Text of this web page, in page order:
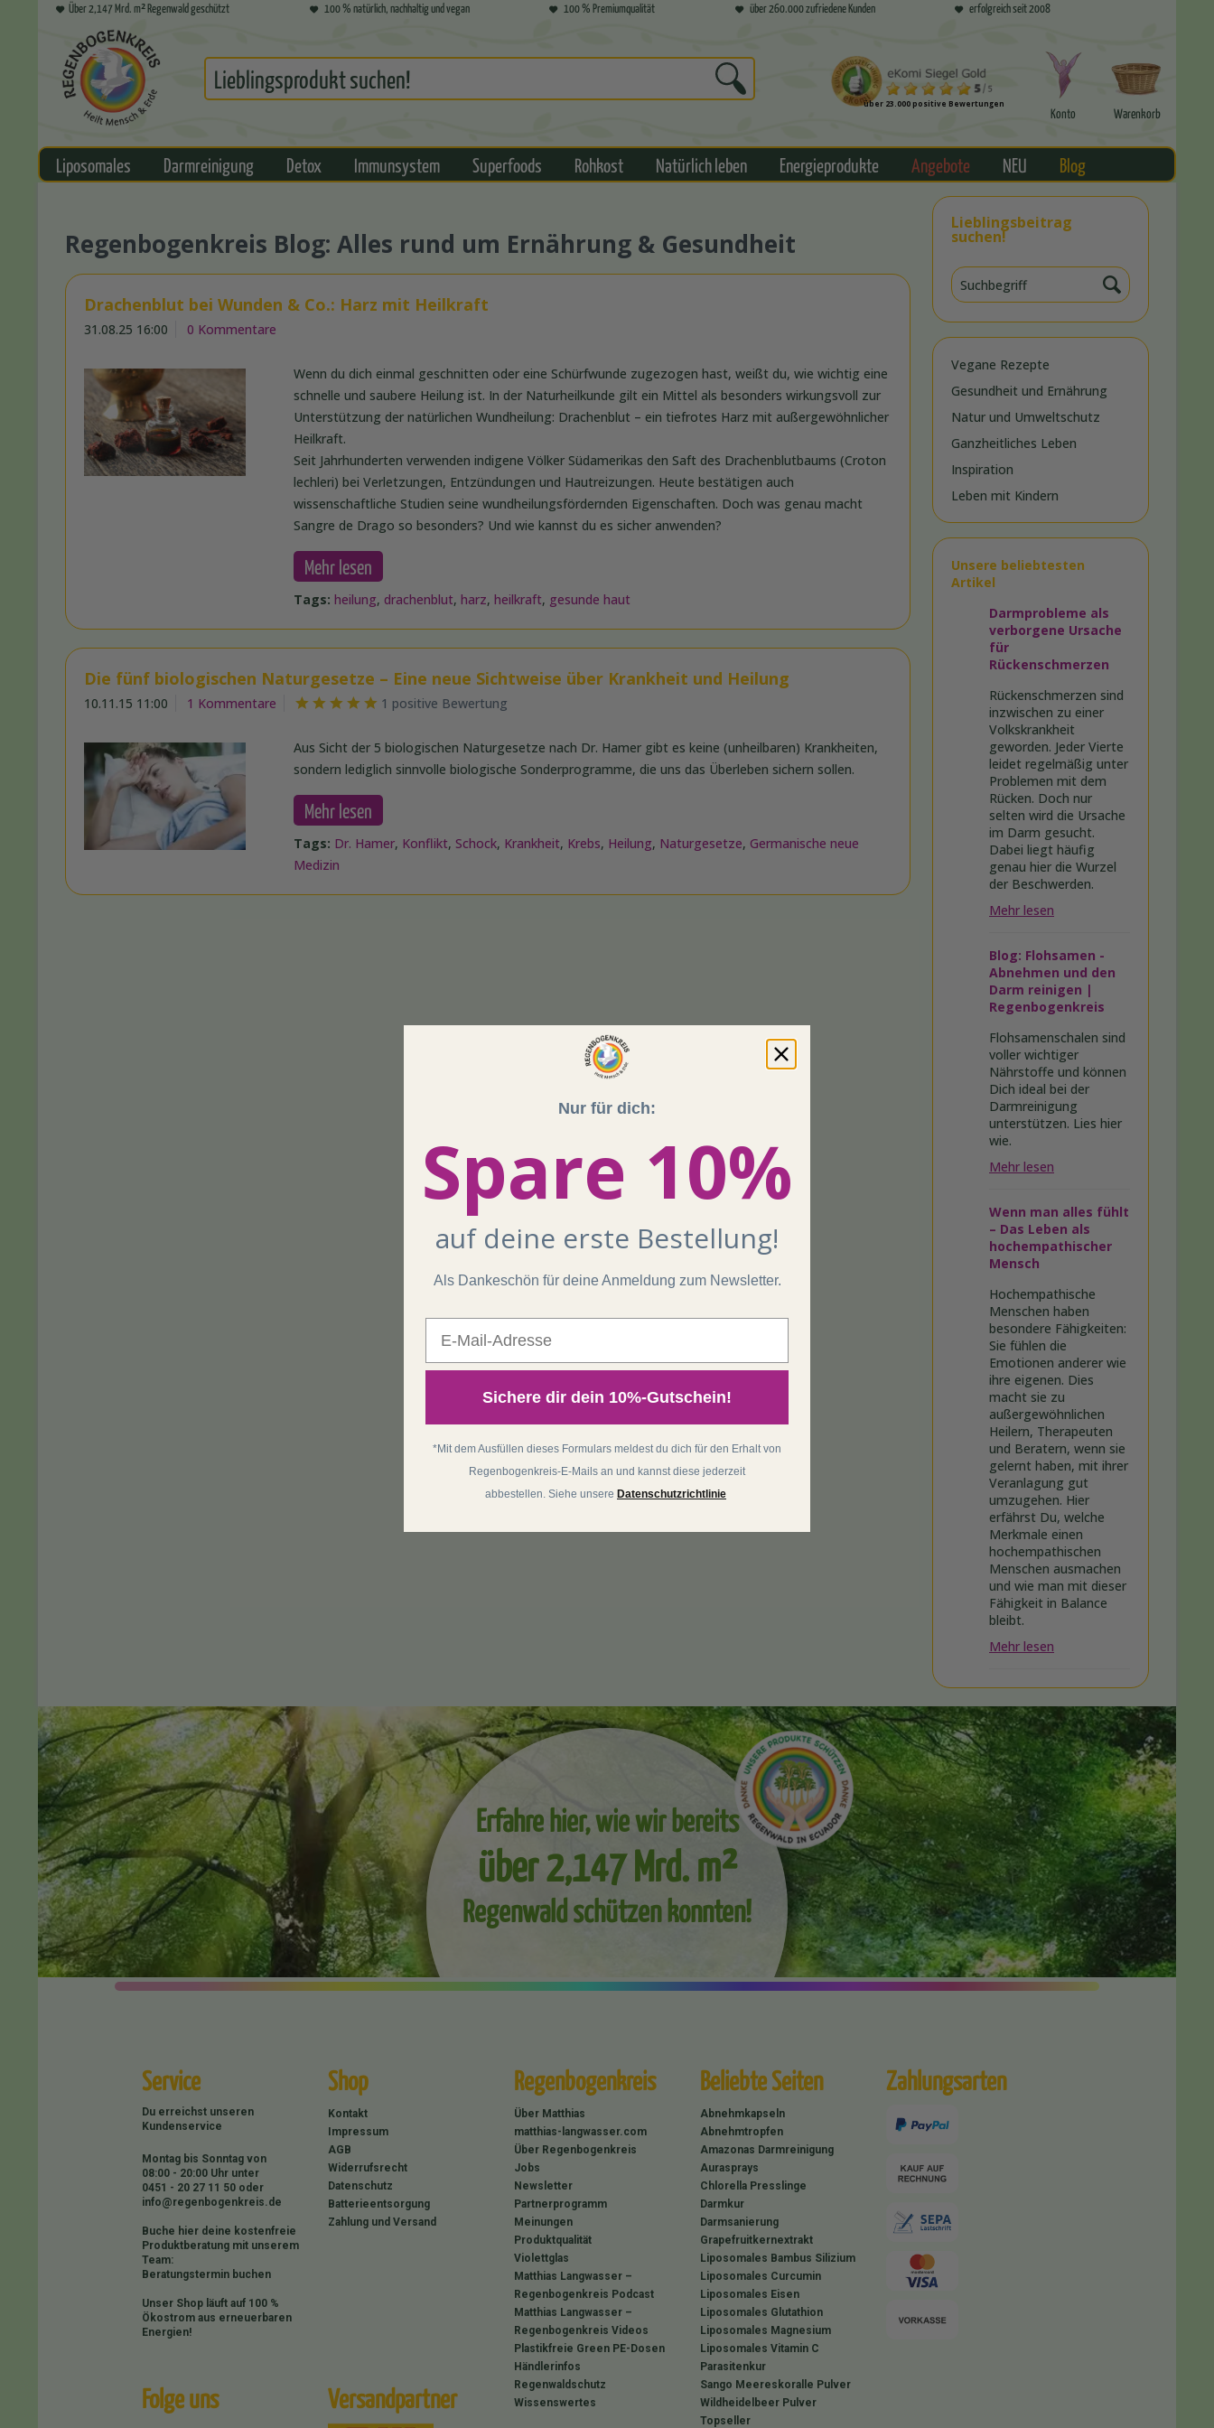
Über 2,147 Mrd. m² Regenwald geschützt 100 % natürlich, nachhaltig und vegan 100 % Premiumqualität über 260.000 zufriedene Kunden erfolgreich seit 2008
über 23.000 positive Bewertungen
Konto Warenkorb
Liposomales Darmreinigung Detox Immunsystem Superfoods Rohkost Natürlich leben Energieprodukte Angebote NEU Blog
Lieblingsbeitrag
suchen!
Vegane Rezepte
Gesundheit und Ernährung
Natur und Umweltschutz
Ganzheitliches Leben
Inspiration
Leben mit Kindern
Unsere beliebtesten
Artikel
Darmprobleme als
verborgene Ursache
für
Rückenschmerzen
Rückenschmerzen sind
inzwischen zu einer
Volkskrankheit
geworden. Jeder Vierte
leidet regelmäßig unter
Problemen mit dem
Rücken. Doch nur
selten wird die Ursache
im Darm gesucht.
Dabei liegt häufig
genau hier die Wurzel
der Beschwerden.
Mehr lesen
Blog: Flohsamen -
Abnehmen und den
Darm reinigen |
Regenbogenkreis
Flohsamenschalen sind
voller wichtiger
Nährstoffe und können
Dich ideal bei der
Darmreinigung
unterstützen. Lies hier
wie.
Mehr lesen
Wenn man alles fühlt
– Das Leben als
hochempathischer
Mensch
Hochempathische
Menschen haben
besondere Fähigkeiten:
Sie fühlen die
Emotionen anderer wie
ihre eigenen. Dies
macht sie zu
außergewöhnlichen
Heilern, Therapeuten
und Beratern, wenn sie
gelernt haben, mit ihrer
Veranlagung gut
umzugehen. Hier
erfährst Du, welche
Merkmale einen
hochempathischen
Menschen ausmachen
und wie man mit dieser
Fähigkeit in Balance
bleibt.
Mehr lesen
Regenbogenkreis Blog: Alles rund um Ernährung & Gesundheit
Drachenblut bei Wunden & Co.: Harz mit Heilkraft
31.08.25 16:00 0 Kommentare
Wenn du dich einmal geschnitten oder eine Schürfwunde zugezogen hast, weißt du, wie wichtig eine
schnelle und saubere Heilung ist. In der Naturheilkunde gilt ein Mittel als besonders wirkungsvoll zur
Unterstützung der natürlichen Wundheilung: Drachenblut – ein tiefrotes Harz mit außergewöhnlicher
Heilkraft.
Seit Jahrhunderten verwenden indigene Völker Südamerikas den Saft des Drachenblutbaums (Croton
lechleri) bei Verletzungen, Entzündungen und Hautreizungen. Heute bestätigen auch
wissenschaftliche Studien seine wundheilungsfördernden Eigenschaften. Doch was genau macht
Sangre de Drago so besonders? Und wie kannst du es sicher anwenden?
Mehr lesen
Tags: heilung, drachenblut,harz,heilkraft, gesunde haut
Die fünf biologischen Naturgesetze – Eine neue Sichtweise über Krankheit und Heilung
10.11.15 11:00 1 Kommentare 1 positive Bewertung
Aus Sicht der 5 biologischen Naturgesetze nach Dr. Hamer gibt es keine (unheilbaren) Krankheiten,
sondern lediglich sinnvolle biologische Sonderprogramme, die uns das Überleben sichern sollen.
Mehr lesen
Tags: Dr. Hamer, Konflikt,Schock, Krankheit, Krebs, Heilung, Naturgesetze,Germanische neue
Medizin
Erfahre hier, wie wir bereits
über 2,147 Mrd. m²
Regenwald schützen konnten!
Service
Du erreichst unseren
Kundenservice
Montag bis Sonntag von
08:00 - 20:00 Uhr unter
0451 - 20 27 11 50 oder
info@regenbogenkreis.de
Buche hier deine kostenfreie
Produktberatung mit unserem
Team:
Beratungstermin buchen
Unser Shop läuft auf 100 %
Ökostrom aus erneuerbaren
Energien!
Shop
Kontakt
Impressum
AGB
Widerrufsrecht
Datenschutz
Batterieentsorgung
Zahlung und Versand
Regenbogenkreis
Über Matthias
matthias-langwasser.com
Über Regenbogenkreis
Jobs
Newsletter
Partnerprogramm
Meinungen
Produktqualität
Violettglas
Matthias Langwasser –
Regenbogenkreis Podcast
Matthias Langwasser –
Regenbogenkreis Videos
Plastikfreie Green PE-Dosen
Händlerinfos
Regenwaldschutz
Wissenswertes
Beliebte Seiten
Abnehmkapseln
Abnehmtropfen
Amazonas Darmreinigung
Aurasprays
Chlorella Presslinge
Darmkur
Darmsanierung
Grapefruitkernextrakt
Liposomales Bambus Silizium
Liposomales Curcumin
Liposomales Eisen
Liposomales Glutathion
Liposomales Magnesium
Liposomales Vitamin C
Parasitenkur
Sango Meereskoralle Pulver
Wildheidelbeer Pulver
Topseller
Zahlungsarten
Folge uns Versandpartner
Nur für dich:
Spare 10%
auf deine erste Bestellung!
Als Dankeschön für deine Anmeldung zum Newsletter.
Sichere dir dein 10%-Gutschein!
*Mit dem Ausfüllen dieses Formulars meldest du dich für den Erhalt von
Regenbogenkreis-E-Mails an und kannst diese jederzeit
abbestellen. Siehe unsere Datenschutzrichtlinie